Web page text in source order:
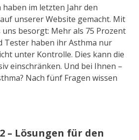
haben im letzten Jahr den
unserer Website gemacht. Mit
uns besorgt: Mehr als 75 Prozent
Tester haben ihr Asthma nur
unter Kontrolle. Dies kann die
einschränken. Und bei Ihnen –
Nach fünf Fragen wissen
– Lösungen für den